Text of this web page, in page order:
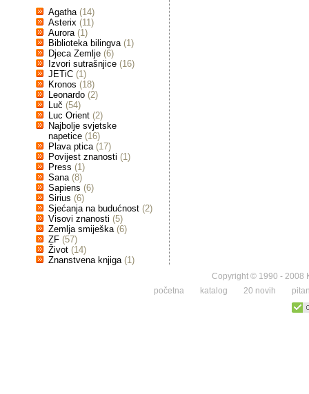
Agatha (14)
Asterix (11)
Aurora (1)
Biblioteka bilingva (1)
Djeca Zemlje (6)
Izvori sutrašnjice (16)
JETiC (1)
Kronos (18)
Leonardo (2)
Luč (54)
Luc Orient (2)
Najbolje svjetske
napetice (16)
Plava ptica (17)
Povijest znanosti (1)
Press (1)
Sana (8)
Sapiens (6)
Sirius (6)
Sjećanja na budućnost (2)
Visovi znanosti (5)
Zemlja smiješka (6)
ZF (57)
Život (14)
Znanstvena knjiga (1)
Copyright © 1990 - 2008
početna
katalog 20 novih